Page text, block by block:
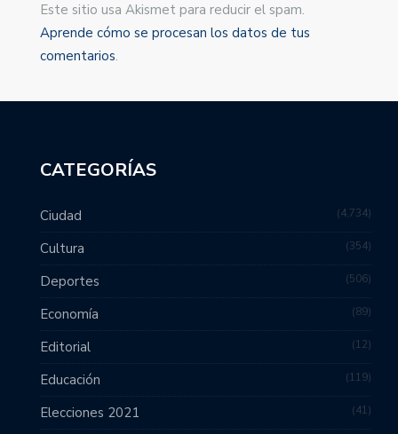
Este sitio usa Akismet para reducir el spam.
Aprende cómo se procesan los datos de tus
comentarios.
CATEGORÍAS
Ciudad 4,734
Cultura 354
Deportes 506
Economía 89
Editorial 12
Educación 119
Elecciones 2021 41